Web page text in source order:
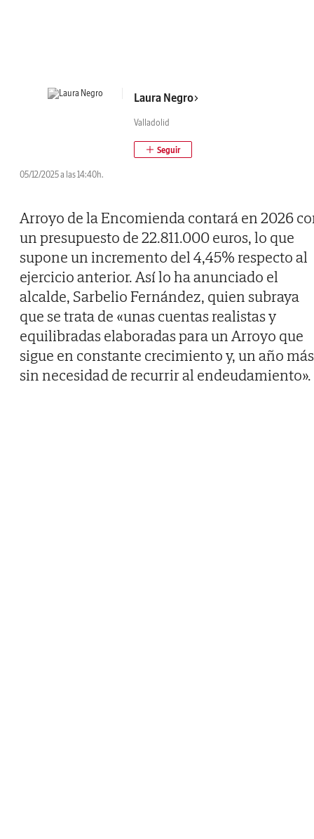
Laura Negro
Valladolid
05/12/2025 a las 14:40h.
Arroyo de la Encomienda contará en 2026
un presupuesto de 22.811.000 euros, lo que
supone un incremento del 4,45% respecto al
ejercicio anterior. Así lo ha anunciado el
alcalde, Sarbelio Fernández, quien subraya
que se trata de «unas cuentas realistas y
equilibradas elaboradas para un Arroyo que
sigue en constante crecimiento y, un año
sin necesidad de recurrir al endeudamiento».